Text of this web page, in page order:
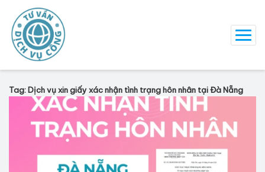
Tag: Dịch vụ xin giấy xác nhận tình trạng hôn nhân tại Đà Nẵng